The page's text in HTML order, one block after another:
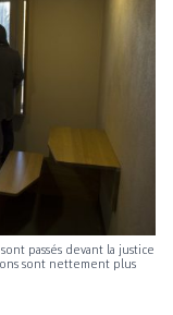
passés devant la justice
sont nettement plus